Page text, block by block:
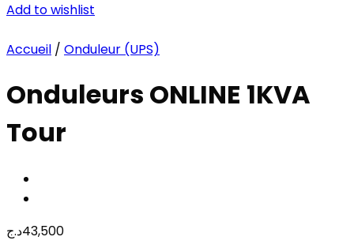
Add to wishlist
Accueil / Onduleur (UPS)
Onduleurs ONLINE 1KVA
Tour
43,500د.ج